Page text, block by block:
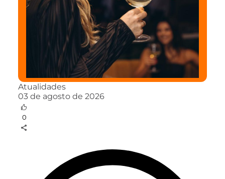
Atualidades
03 de agosto de 2026
0